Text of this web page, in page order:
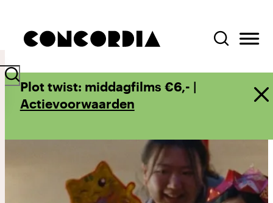
Plot twist: middagfilms €6,- |
Actievoorwaarden